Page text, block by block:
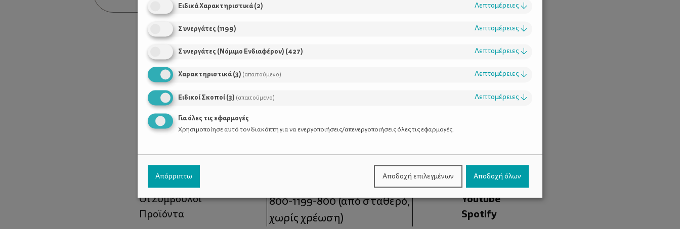
Χρήσιμοι Σύνδεσμοι
Τι είναι το ΔΕΛΤΑ moms
Οι Σύμβουλοι
Προϊόντα
Τηλέφωνο Επικοινωνίας:
800-1199-800(από σταθερό,
χωρίς χρέωση)
Facebook
Instagram
Youtube
Spotify
Ειδικά Χαρακτηριστικά(2) Λεπτομέρειες ↓
Συνεργάτες (1199) Λεπτομέρειες ↓
Συνεργάτες (Νόμιμο Ενδιαφέρον) (427) Λεπτομέρειες ↓
Χαρακτηριστικά(3) (απαιτούμενο) Λεπτομέρειες ↓
Ειδικοί Σκοποί(3) (απαιτούμενο) Λεπτομέρειες ↓
Για όλες τις εφαρμογές
Χρησιμοποίησε αυτό τον διακόπτη για να ενεργοποιήσεις/απενεργοποιήσεις όλες τις εφαρμογές.
Απόρριπτω Αποδοχή επιλεγμένων Αποδοχή όλων